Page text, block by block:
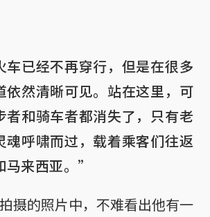
车已经不再穿行，但是在很多
依然清晰可见。站在这里，可
者和骑车者都消失了，只有老
魂呼啸而过，载着乘客们往返
马来西亚。”
摄的照片中，不难看出他有一